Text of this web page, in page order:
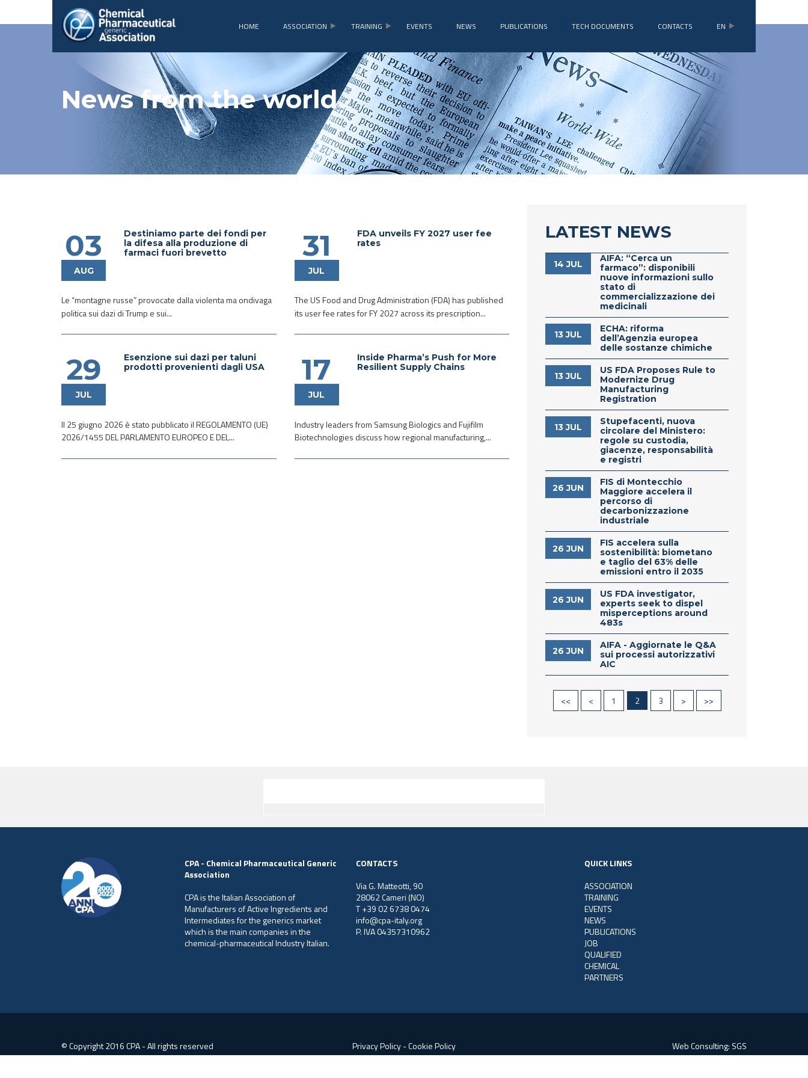
HOME ASSOCIATION TRAINING EVENTS NEWS PUBLICATIONS TECH DOCUMENTS CONTACTS EN
News from the world
03
AUG
Destiniamo parte dei fondi per
la difesa alla produzione di
farmaci fuori brevetto
Le “montagne russe” provocate dalla violenta ma ondivaga
politica sui dazi di Trump e sui...
31
JUL
FDA unveils FY 2027 user fee
rates
The US Food and Drug Administration (FDA) has published
its user fee rates for FY 2027 across its prescription...
29
JUL
Esenzione sui dazi per taluni
prodotti provenienti dagli USA
Il 25 giugno 2026 è stato pubblicato il REGOLAMENTO (UE)
2026/1455 DEL PARLAMENTO EUROPEO E DEL...
17
JUL
Inside Pharma’s Push for More
Resilient Supply Chains
Industry leaders from Samsung Biologics and Fujifilm
Biotechnologies discuss how regional manufacturing,...
LATEST NEWS
14 JUL
AIFA: “Cerca un
farmaco”: disponibili
nuove informazioni sullo
stato di
commercializzazione dei
medicinali
13 JUL
ECHA: riforma
dell’Agenzia europea
delle sostanze chimiche
13 JUL
US FDA Proposes Rule to
Modernize Drug
Manufacturing
Registration
13 JUL
Stupefacenti, nuova
circolare del Ministero:
regole su custodia,
giacenze, responsabilità
e registri
26 JUN
FIS di Montecchio
Maggiore accelera il
percorso di
decarbonizzazione
industriale
26 JUN
FIS accelera sulla
sostenibilità: biometano
e taglio del 63% delle
emissioni entro il 2035
26 JUN
US FDA investigator,
experts seek to dispel
misperceptions around
483s
26 JUN
AIFA - Aggiornate le Q&A
sui processi autorizzativi
AIC
<< < 1 2 3 > >>
CPA - Chemical Pharmaceutical Generic
Association
CPA is the Italian Association of
Manufacturers of Active Ingredients and
Intermediates for the generics market
which is the main companies in the
chemical-pharmaceutical Industry Italian.
CONTACTS
Via G. Matteotti, 90
28062 Cameri (NO)
T +39 02 6738 0474
info@cpa-italy.org
P. IVA 04357310962
QUICK LINKS
ASSOCIATION
TRAINING
EVENTS
NEWS
PUBLICATIONS
JOB
QUALIFIED
CHEMICAL
PARTNERS
© Copyright 2016 CPA - All rights reserved Privacy Policy-Cookie Policy Web Consulting: SGS